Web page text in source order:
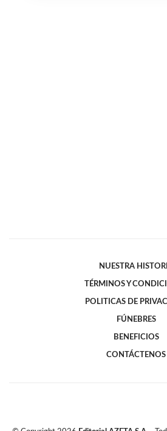
NUESTRA
TÉRMINOS Y
POLITICAS DE
FÚNEBRES
BENEFICIOS
CONTÁCTENOS